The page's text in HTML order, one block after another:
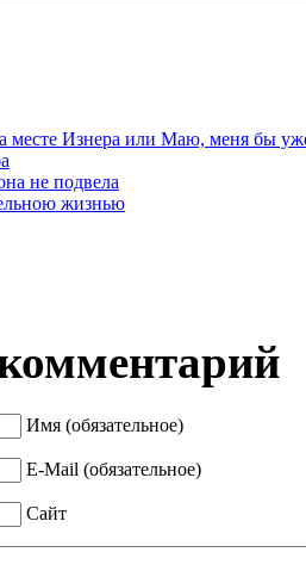
месте Изнера или Маю, меня бы
не подвела
жизнью
Имя (обязательное)
E-Mail (обязательное)
Сайт